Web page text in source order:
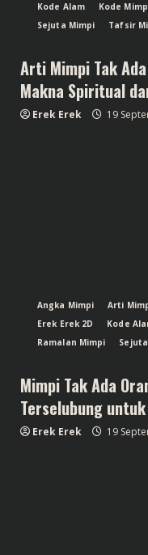
Kode Alam
Kode
Sejuta Mimpi
Tafsir
Arti Mimpi Tak
Makna Spiritual
Erek Erek 19
Angka Mimpi Arti
Erek Erek 2D
Kode
Ramalan Mimpi
Mimpi Tak Ada
Terselubung
Erek Erek 19